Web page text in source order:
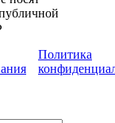
Политика